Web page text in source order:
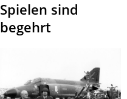
Spielen sind
begehrt